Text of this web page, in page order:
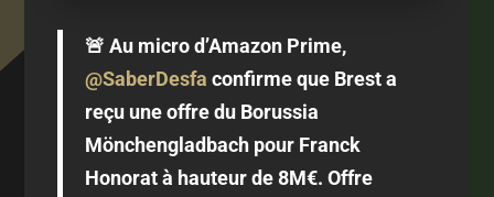
🚨 Au micro d’Amazon Prime,
@SaberDesfa confirme que Brest a
reçu une offre du Borussia
Mönchengladbach pour Franck
Honorat à hauteur de 8M€. Offre